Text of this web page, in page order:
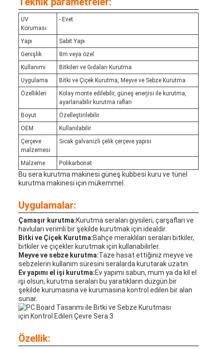
UV
Koruması
- Evet.
Yapı
Sabit Yapı
Genişlik
8m veya özel
Kullanımı
Bitkileri ve Gıdaları Kurutma
Uygulama
Bitki ve Çiçek Kurutma, Meyve ve Sebze Kurutma
Özellikleri
Kolay monte edilebilir, güneş enerjisi ile kurutma,
ayarlanabilir kurutma rafları
Boyut
Özelleştirilebilir
OEM
Kullanılabilir
Çerçeve
malzemesi
Sıcak galvanizli çelik çerçeve yapısı
Malzeme Polikarbonat
Bu sera kurutma makinesi güneş kubbesi kuru ve tünel
kurutma makinesi için mükemmel.
Uygulamalar:
Çamaşır kurutma:Kurutma seraları giysileri, çarşafları ve
havluları verimli bir şekilde kurutmak için idealdir.
Bitki ve Çiçek Kurutma:Bahçe meraklıları seraları bitkiler,
bitkiler ve çiçekler kurutmak için kullanabilirler.
Meyve ve sebze kurutma:Taze hasat ettiğiniz meyve ve
sebzelerin kullanım süresini seralarda kurutarak uzatın.
Ev yapımı el işi kurutma:Ev yapımı sabun, mum ya da kil el
işi olsun, kurutma seraları bu yaratıkların düzgün bir
şekilde kurumasına ve kurumasına kontrol edilen bir alan
sunar.
Özellik: